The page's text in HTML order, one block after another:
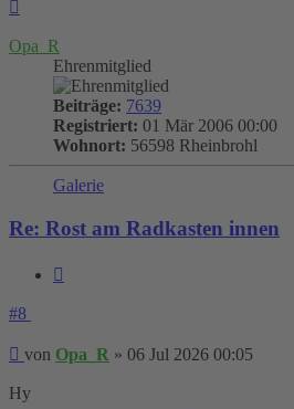
Opa_R
Ehrenmitglied
Beiträge: 7639
Registriert: 01 Mär 2006 00:00
Wohnort: 56598 Rheinbrohl
Galerie
Re: Rost am Radkasten innen
#8
Beitrag
von Opa_R » 06 Jul 2026 00:05
Hy